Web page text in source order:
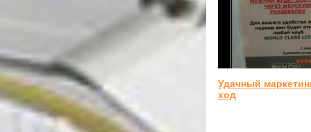
Удачный
ход